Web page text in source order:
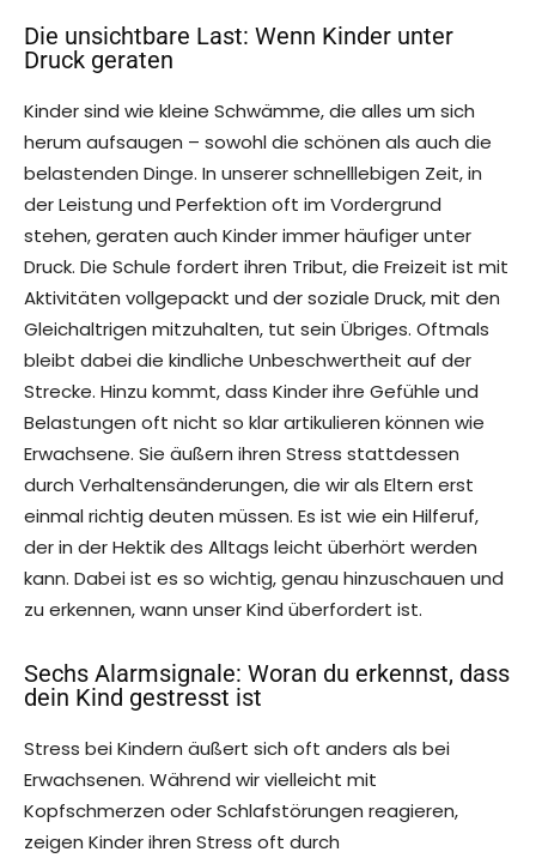
Die unsichtbare Last: Wenn Kinder unter
Druck geraten
Kinder sind wie kleine Schwämme, die alles um sich
herum aufsaugen – sowohl die schönen als auch die
belastenden Dinge. In unserer schnelllebigen Zeit, in
der Leistung und Perfektion oft im Vordergrund
stehen, geraten auch Kinder immer häufiger unter
Druck. Die Schule fordert ihren Tribut, die Freizeit ist mit
Aktivitäten vollgepackt und der soziale Druck, mit den
Gleichaltrigen mitzuhalten, tut sein Übriges. Oftmals
bleibt dabei die kindliche Unbeschwertheit auf der
Strecke. Hinzu kommt, dass Kinder ihre Gefühle und
Belastungen oft nicht so klar artikulieren können wie
Erwachsene. Sie äußern ihren Stress stattdessen
durch Verhaltensänderungen, die wir als Eltern erst
einmal richtig deuten müssen. Es ist wie ein Hilferuf,
der in der Hektik des Alltags leicht überhört werden
kann. Dabei ist es so wichtig, genau hinzuschauen und
zu erkennen, wann unser Kind überfordert ist.
Sechs Alarmsignale: Woran du erkennst, dass
dein Kind gestresst ist
Stress bei Kindern äußert sich oft anders als bei
Erwachsenen. Während wir vielleicht mit
Kopfschmerzen oder Schlafstörungen reagieren,
zeigen Kinder ihren Stress oft durch